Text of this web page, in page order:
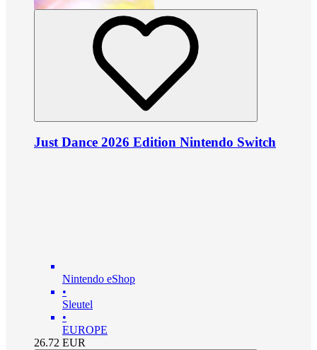
Just Dance 2026 Edition Nintendo Switch
Nintendo eShop
•
Sleutel
•
EUROPE
26.72 EUR